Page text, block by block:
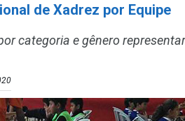
de Xadrez por Equipe
categoria e gênero